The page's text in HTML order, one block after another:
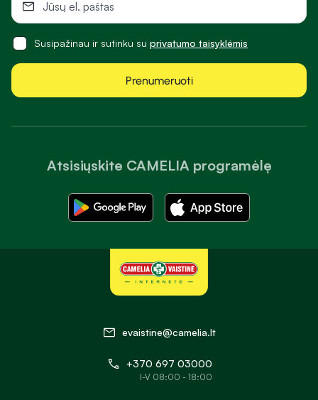
Atsisiųskite CAMELIA programėlę
Susipažinau ir sutinku su privatumo taisyklėmis
Prenumeruoti
evaistine@camelia.lt
+370 697 03000
I-V 08:00 - 18:00